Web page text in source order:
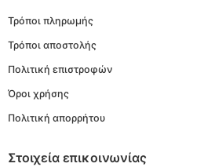
Τρόποι πληρωμής
Τρόποι αποστολής
Πολιτική επιστροφών
Όροι χρήσης
Πολιτική απορρήτου
Στοιχεία επικοινωνίας